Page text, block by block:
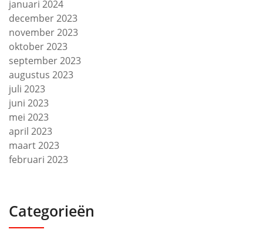
januari 2024
december 2023
november 2023
oktober 2023
september 2023
augustus 2023
juli 2023
juni 2023
mei 2023
april 2023
maart 2023
februari 2023
Categorieën